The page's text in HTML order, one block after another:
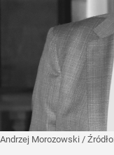
Andrzej Morozowski /